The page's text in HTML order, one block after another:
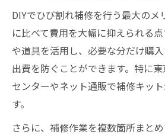
DIYでひび割れ補修を行う最大のメ
に比べて費用を大幅に抑えられる
や道具を活用し、必要な分だけ購
出費を防ぐことができます。特に
センターやネット通販で補修キッ
す。
さらに、補修作業を複数箇所まと